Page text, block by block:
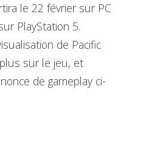
le 22 février sur PC
PlayStation 5.
de Pacific
sur le jeu, et
de gameplay ci-